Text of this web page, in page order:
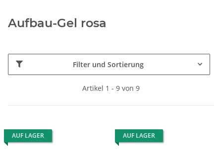
Aufbau-Gel rosa
Filter und Sortierung
Artikel 1 - 9 von 9
AUF LAGER AUF LAGER